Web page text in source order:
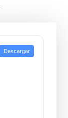
Descargar